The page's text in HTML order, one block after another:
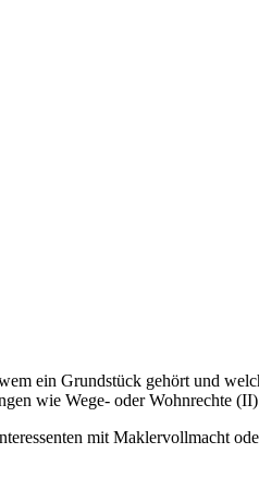
ein Grundstück gehört und
wie Wege- oder Wohnrechte
mit Maklervollmacht